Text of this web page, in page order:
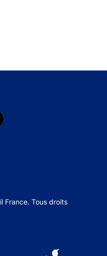
France. Tous droits